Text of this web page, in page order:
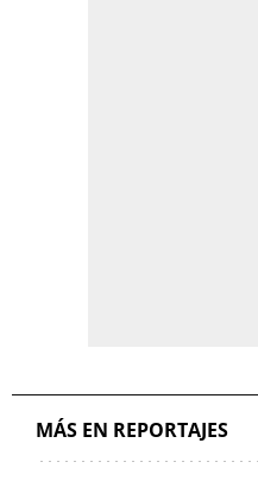
MÁS EN REPORTAJES